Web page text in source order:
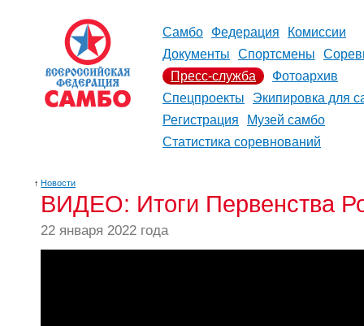
Самбо Федерация
Комиссии
Документы
Спортсмены
Пресс-служба
Фотоархив
Спецпроекты
Экипировка для
Регистрация
Музей самбо
Статистика соревнований
↑ Новости
ВИДЕО: Итоги Первенства
22 января 2022 года